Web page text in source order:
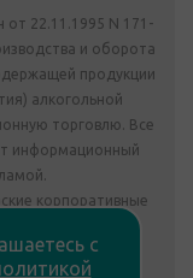
22.11.1995 N 171-
и оборота
продукции
алкогольной
торговлю. Все
информационный
корпоративные
от изображения.
с